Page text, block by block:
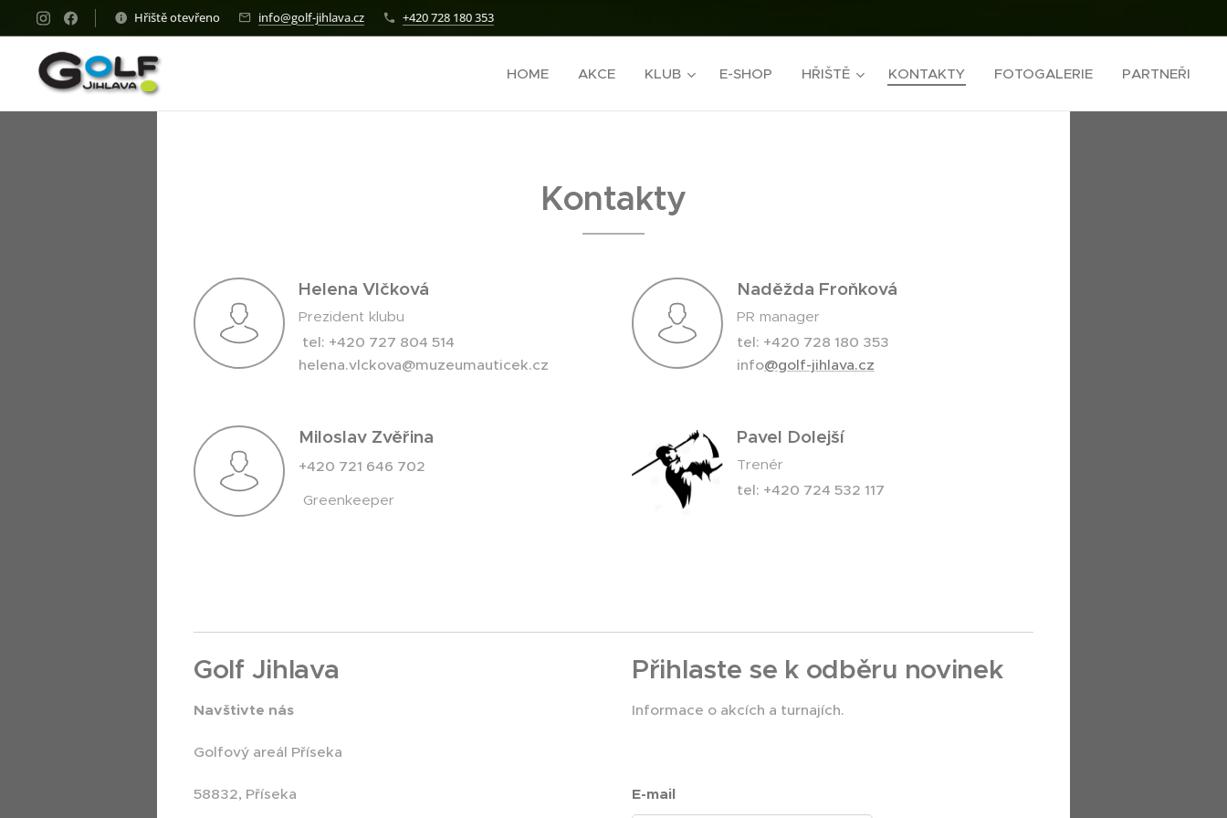
Hřiště otevřeno info@golf-jihlava.cz +420 728 180 353
HOME AKCE KLUB E-SHOP HŘIŠTĚ KONTAKTY FOTOGALERIE PARTNEŘI
Kontakty
Helena Vlčková
Prezident klubu
tel: +420 727 804 514
helena.vlckova@muzeumauticek.cz
Naděžda Froňková
PR manager
tel: +420 728 180 353
info@golf-jihlava.cz
Miloslav Zvěřina
+420 721 646 702
Greenkeeper
Pavel Dolejší
Trenér
tel: +420 724 532 117
Golf Jihlava
Navštivte nás
Golfový areál Příseka
58832, Příseka
Přihlaste se k odběru novinek
Informace o akcích a turnajích.
E-mail